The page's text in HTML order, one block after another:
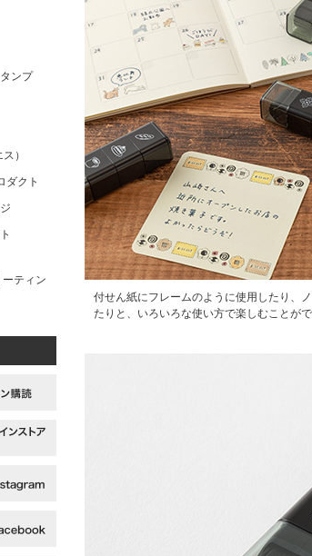
ンプ
）
ダクト
ティン
付せん紙にフレームのように使用したり、
たりと、いろいろな使い方で楽しむことが